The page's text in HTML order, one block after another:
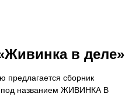
в деле»
предлагается сборник
под названием ЖИВИНКА В